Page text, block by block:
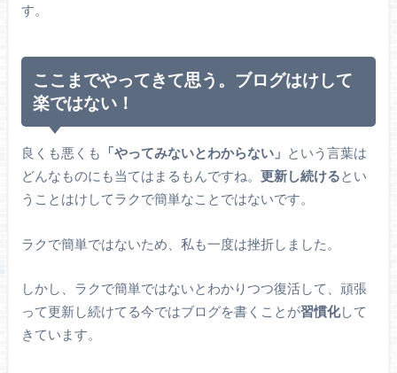
す。
ここまでやってきて思う。ブログはけして
楽ではない！
良くも悪くも 「やってみないとわからない」 という言葉は
どんなものにも当てはまるもんですね。 更新し続けるとい
うことはけしてラクで簡単なことではないです。
ラクで簡単ではないため、私も一度は挫折しました。
しかし、ラクで簡単ではないとわかりつつ復活して、頑張
って更新し続けてる今ではブログを書くことが習慣化して
きています。